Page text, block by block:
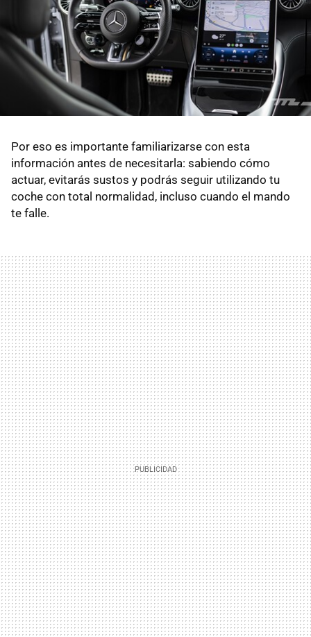
Por eso es importante familiarizarse con esta
información antes de necesitarla: sabiendo cómo
actuar, evitarás sustos y podrás seguir utilizando tu
coche con total normalidad, incluso cuando el mando
te falle.